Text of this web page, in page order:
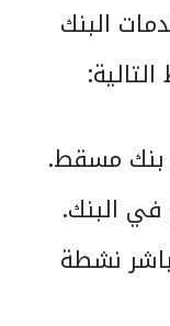
البنك
بنك مسقط.
البنك.
نشطة